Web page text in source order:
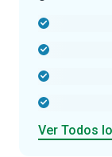
Ver Todos